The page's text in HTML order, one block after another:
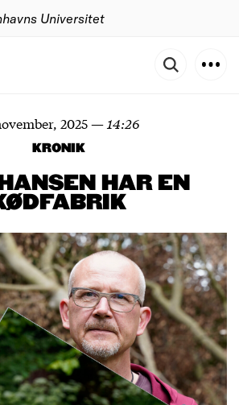
Universitet
2025— 14:26
KRONIK
HAR EN